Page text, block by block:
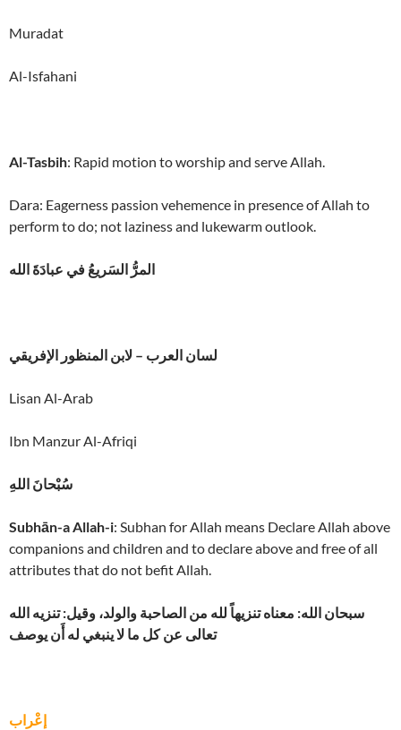
Muradat
Al-Isfahani
Al-Tasbih: Rapid motion to worship and serve Allah.
Dara: Eagerness passion vehemence in presence of Allah to
perform to do; not laziness and lukewarm outlook.
المرُّ السَريعُ في عبادَةَ الله
لسان العرب – لابن المنظور الإفريقي
Lisan Al-Arab
Ibn Manzur Al-Afriqi
سُبْحانَ اللهِ
Subhān-a Allah-i: Subhan for Allah means Declare Allah above
companions and children and to declare above and free of all
attributes that do not befit Allah.
سبحان الله: معناه تنزيهاً لله من الصاحبة والولد، وقيل: تنزيه الله
تعالى عن كل ما لا ينبغي له أَن يوصف
إعْراب